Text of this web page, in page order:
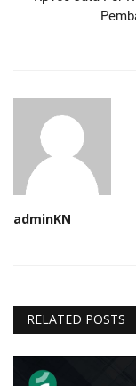
adminKN
RELATED POSTS